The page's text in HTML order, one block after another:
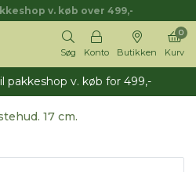
v. køb over 499,-
Søg Konto Butikken Kurv
0
pakkeshop v. køb for 499,-
17 cm.